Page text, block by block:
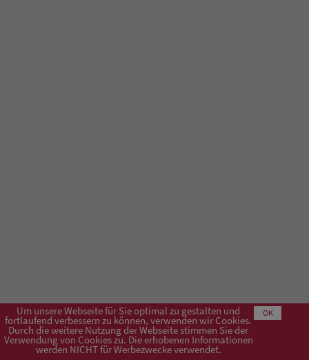
Um unsere Webseite für Sie optimal zu gestalten und
fortlaufend verbessern zu können, verwenden wir Cookies.
Durch die weitere Nutzung der Webseite stimmen Sie der
Verwendung von Cookies zu. Die erhobenen Informationen
werden NICHT für Werbezwecke verwendet.
OK
Impressum AGB Datenschutzerklärung